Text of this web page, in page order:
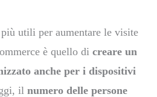
utili per aumentare le visite
è quello dicreare un
anche per i dispositivi
ilnumero delle persone